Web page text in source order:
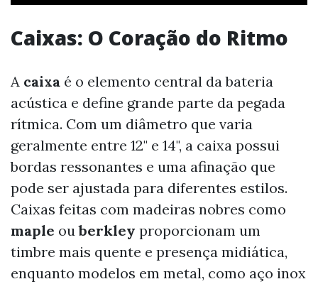
Caixas: O Coração do Ritmo
A caixa é o elemento central da bateria
acústica e define grande parte da pegada
rítmica. Com um diâmetro que varia
geralmente entre 12" e 14", a caixa possui
bordas ressonantes e uma afinação que
pode ser ajustada para diferentes estilos.
Caixas feitas com madeiras nobres como
maple ouberkley proporcionam um
timbre mais quente e presença midiática,
enquanto modelos em metal, como aço inox